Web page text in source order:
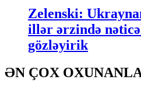
Zelenski:
illər ərzində
gözləyirik
ƏN ÇOX